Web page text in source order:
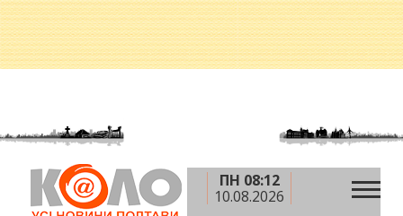
ПН 08:12
10.08.2026
Головна » 2016 рік » лютий »1 лютого
Календар